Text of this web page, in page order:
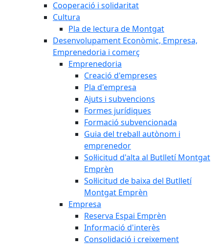
Cooperació i solidaritat
Cultura
Pla de lectura de Montgat
Desenvolupament Econòmic, Empresa,
Emprenedoria i comerç
Emprenedoria
Creació d'empreses
Pla d'empresa
Ajuts i subvencions
Formes jurídiques
Formació subvencionada
Guia del treball autònom i
emprenedor
Sol·licitud d'alta al Butlletí Montgat
Emprèn
Sol·licitud de baixa del Butlletí
Montgat Emprèn
Empresa
Reserva Espai Emprèn
Informació d'interès
Consolidació i creixement